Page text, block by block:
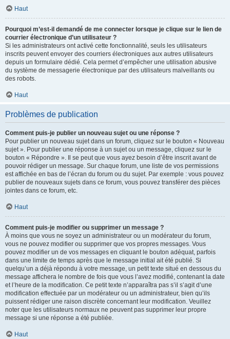
Haut
Pourquoi m’est-il demandé de me connecter lorsque je clique sur le lien de
courrier électronique d’un utilisateur ?
Si les administrateurs ont activé cette fonctionnalité, seuls les utilisateurs
inscrits peuvent envoyer des courriers électroniques aux autres utilisateurs
depuis un formulaire dédié. Cela permet d’empêcher une utilisation abusive
du système de messagerie électronique par des utilisateurs malveillants ou
des robots.
Haut
Problèmes de publication
Comment puis-je publier un nouveau sujet ou une réponse ?
Pour publier un nouveau sujet dans un forum, cliquez sur le bouton « Nouveau
sujet ». Pour publier une réponse à un sujet ou un message, cliquez sur le
bouton « Répondre ». Il se peut que vous ayez besoin d’être inscrit avant de
pouvoir rédiger un message. Sur chaque forum, une liste de vos permissions
est affichée en bas de l’écran du forum ou du sujet. Par exemple : vous pouvez
publier de nouveaux sujets dans ce forum, vous pouvez transférer des pièces
jointes dans ce forum, etc.
Haut
Comment puis-je modifier ou supprimer un message ?
À moins que vous ne soyez un administrateur ou un modérateur du forum,
vous ne pouvez modifier ou supprimer que vos propres messages. Vous
pouvez modifier un de vos messages en cliquant le bouton adéquat, parfois
dans une limite de temps après que le message initial ait été publié. Si
quelqu’un a déjà répondu à votre message, un petit texte situé en dessous du
message affichera le nombre de fois que vous l’avez modifié, contenant la date
et l’heure de la modification. Ce petit texte n’apparaîtra pas s’il s’agit d’une
modification effectuée par un modérateur ou un administrateur, bien qu’ils
puissent rédiger une raison discrète concernant leur modification. Veuillez
noter que les utilisateurs normaux ne peuvent pas supprimer leur propre
message si une réponse a été publiée.
Haut